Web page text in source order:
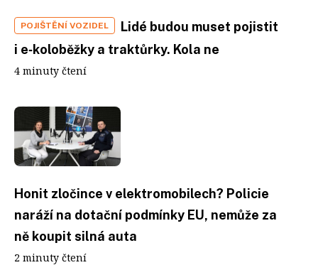
POJIŠTĚNÍ VOZIDEL
Lidé budou muset pojistit
i e‑koloběžky a traktůrky. Kola ne
4 minuty čtení
Honit zločince v elektromobilech? Policie
naráží na dotační podmínky EU, nemůže za
ně koupit silná auta
2 minuty čtení